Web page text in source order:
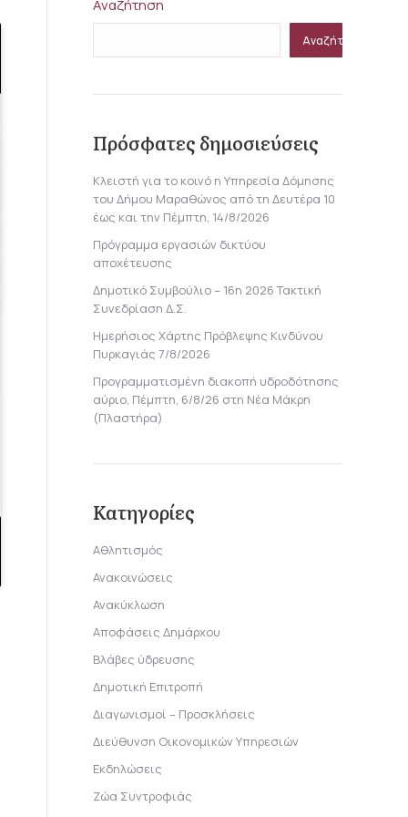
Αναζήτηση
Αναζήτηση
Πρόσφατες δημοσιεύσεις
Κλειστή για το κοινό η Υπηρεσία Δόμησης
του Δήμου Μαραθώνος από τη Δευτέρα 10
έως και την Πέμπτη, 14/8/2026
Πρόγραμμα εργασιών δικτύου
αποχέτευσης
Δημοτικό Συμβούλιο – 16η 2026 Τακτική
Συνεδρίαση Δ.Σ.
Ημερήσιος Χάρτης Πρόβλεψης Κινδύνου
Πυρκαγιάς 7/8/2026
Προγραμματισμένη διακοπή υδροδότησης
αύριο, Πέμπτη, 6/8/26 στη Νέα Μάκρη
(Πλαστήρα)
Κατηγορίες
Αθλητισμός
Ανακοινώσεις
Ανακύκλωση
Αποφάσεις Δημάρχου
Βλάβες ύδρευσης
Δημοτική Επιτροπή
Διαγωνισμοί – Προσκλήσεις
Διεύθυνση Οικονομικών Υπηρεσιών
Εκδηλώσεις
Ζώα Συντροφιάς